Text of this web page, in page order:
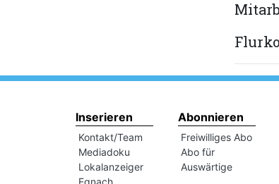
Inserieren
Kontakt/Team
Mediadoku
Lokalanzeiger
Abonnieren
Freiwilliges Abo
Abo für
Auswärtige